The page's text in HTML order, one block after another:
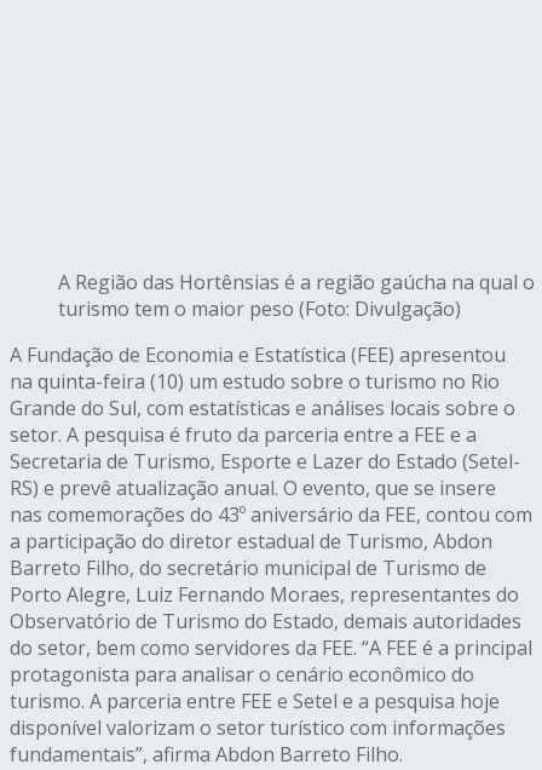
A Região das Hortênsias é a região gaúcha na qual o
turismo tem o maior peso (Foto: Divulgação)
A Fundação de Economia e Estatística (FEE) apresentou
na quinta-feira (10) um estudo sobre o turismo no Rio
Grande do Sul, com estatísticas e análises locais sobre o
setor. A pesquisa é fruto da parceria entre a FEE e a
Secretaria de Turismo, Esporte e Lazer do Estado (Setel-
RS) e prevê atualização anual. O evento, que se insere
nas comemorações do 43º aniversário da FEE, contou com
a participação do diretor estadual de Turismo, Abdon
Barreto Filho, do secretário municipal de Turismo de
Porto Alegre, Luiz Fernando Moraes, representantes do
Observatório de Turismo do Estado, demais autoridades
do setor, bem como servidores da FEE. “A FEE é a principal
protagonista para analisar o cenário econômico do
turismo. A parceria entre FEE e Setel e a pesquisa hoje
disponível valorizam o setor turístico com informações
fundamentais”, afirma Abdon Barreto Filho.